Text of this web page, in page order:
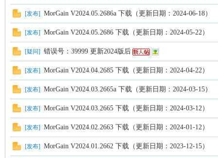
[发布] MorGain V2024.05.2686a 下载（更新日期：2024-06-18）
[发布] MorGain V2024.05.2686 下载（更新日期：2024-05-22）
[疑问] 错误号：39999 更新2024版后
[发布] MorGain V2024.04.2685 下载（更新日期：2024-04-22）
[发布] MorGain V2024.03.2665a 下载（更新日期：2024-03-15）
[发布] MorGain V2024.03.2665 下载（更新日期：2024-03-12）
[发布] MorGain V2024.02.2663 下载（更新日期：2024-01-12）
[发布] MorGain V2024.01.2662 下载（更新日期：2023-12-15）